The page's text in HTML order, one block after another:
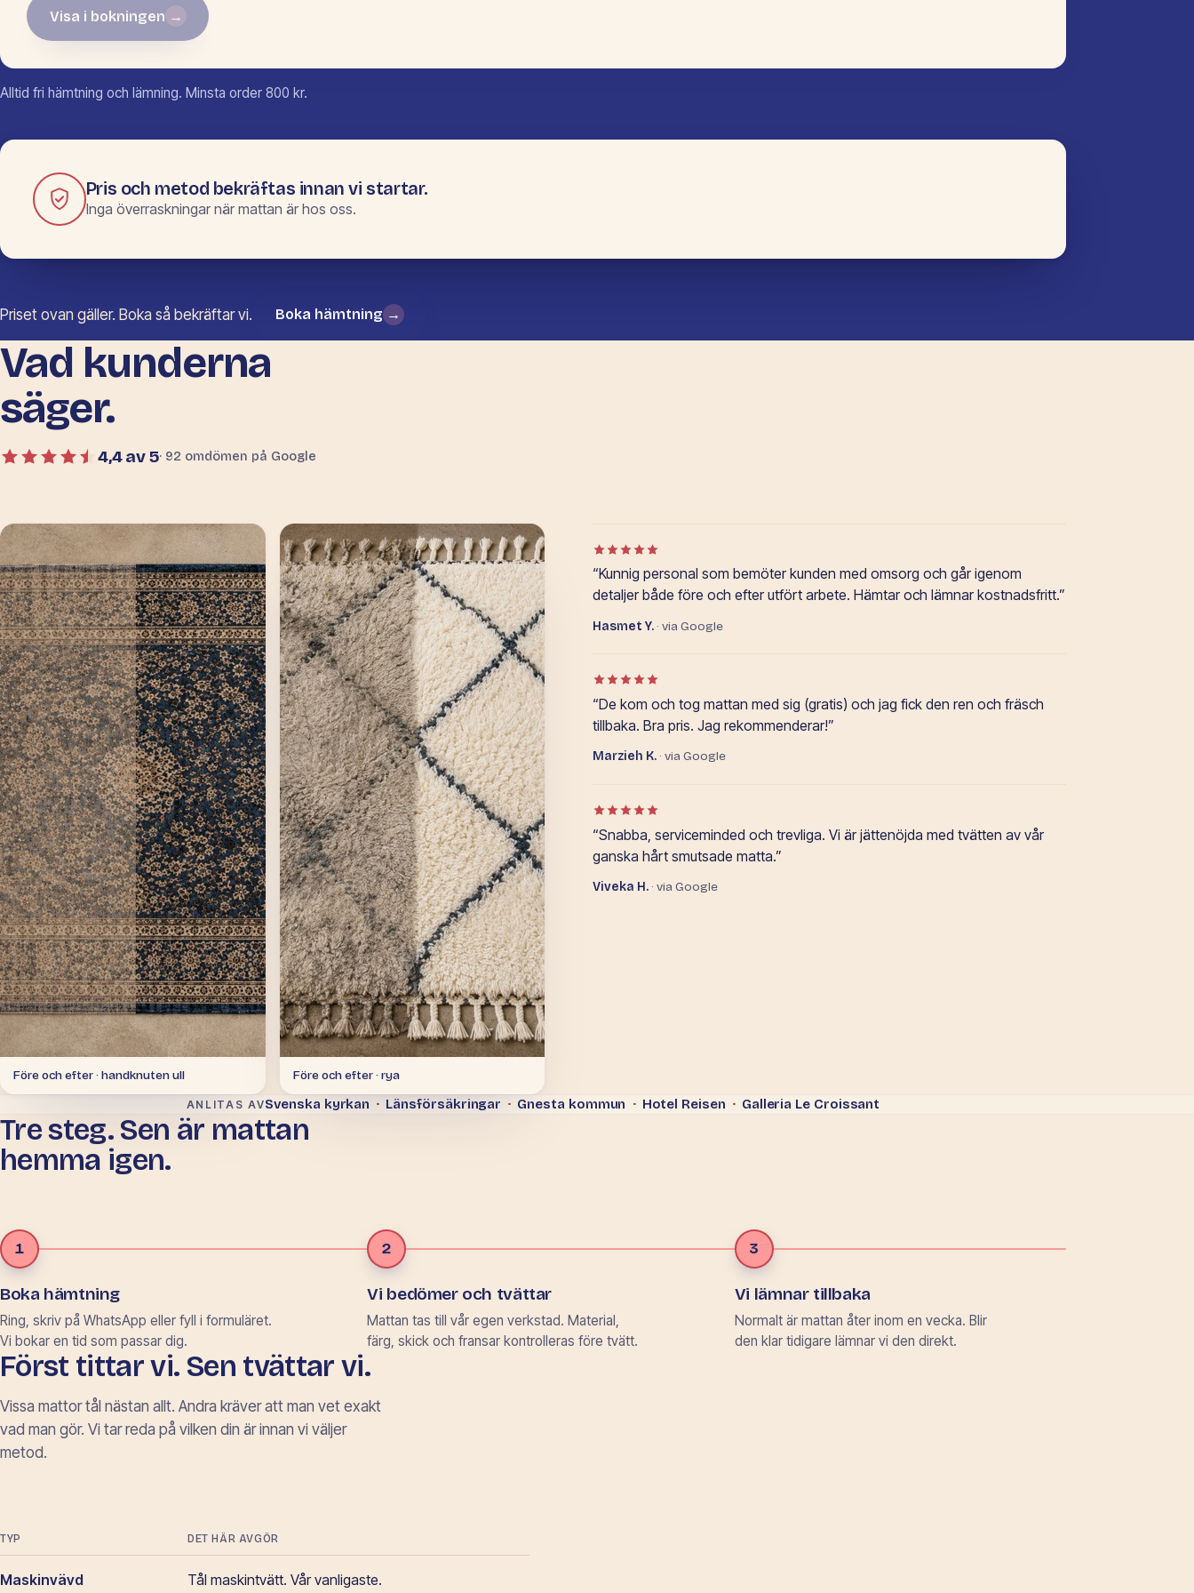
Visa i bokningen →
Alltid fri hämtning och lämning. Minsta order 800 kr.
Pris och metod bekräftas innan vi startar.
Inga överraskningar när mattan är hos oss.
Priset ovan gäller. Boka så bekräftar vi. Boka hämtning →
Vad kunderna
säger.
4,4 av 5· 92 omdömen på Google
Före och efter · handknuten ull Före och efter · rya
Betyg: 5 av 5 i Google-omdöme.
“Kunnig personal som bemöter kunden med omsorg och går igenom
detaljer både före och efter utfört arbete. Hämtar och lämnar kostnadsfritt.”
Hasmet Y. · via Google
Betyg: 5 av 5 i Google-omdöme.
“De kom och tog mattan med sig (gratis) och jag fick den ren och fräsch
tillbaka. Bra pris. Jag rekommenderar!”
Marzieh K. · via Google
Betyg: 5 av 5 i Google-omdöme.
“Snabba, serviceminded och trevliga. Vi är jättenöjda med tvätten av vår
ganska hårt smutsade matta.”
Viveka H. · via Google
ANLITAS AVSvenska kyrkan · Länsförsäkringar · Gnesta kommun · Hotel Reisen · Galleria Le Croissant
Tre steg. Sen är mattan
hemma igen.
1
Boka hämtning
Ring, skriv på WhatsApp eller fyll i formuläret.
Vi bokar en tid som passar dig.
2
Vi bedömer och tvättar
Mattan tas till vår egen verkstad. Material,
färg, skick och fransar kontrolleras före tvätt.
3
Vi lämnar tillbaka
Normalt är mattan åter inom en vecka. Blir
den klar tidigare lämnar vi den direkt.
Först tittar vi. Sen tvättar vi.
Vissa mattor tål nästan allt. Andra kräver att man vet exakt
vad man gör. Vi tar reda på vilken din är innan vi väljer
metod.
TYP DET HÄR AVGÖR
Maskinvävd Tål maskintvätt. Vår vanligaste.